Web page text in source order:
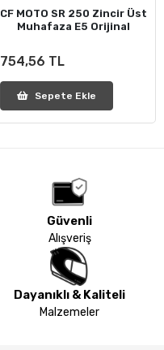
CF MOTO SR 250 Zincir Üst
Muhafaza E5 Orijinal
754,56 TL
Sepete Ekle
Güvenli
Alışveriş
Dayanıklı & Kaliteli
Malzemeler